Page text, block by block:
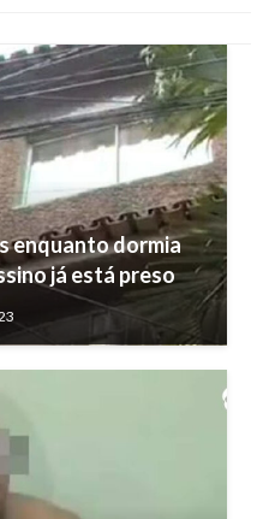
enquanto dormia
já está preso